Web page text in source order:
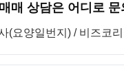
매 상담은 어디로
(요양일번지) / 비즈코